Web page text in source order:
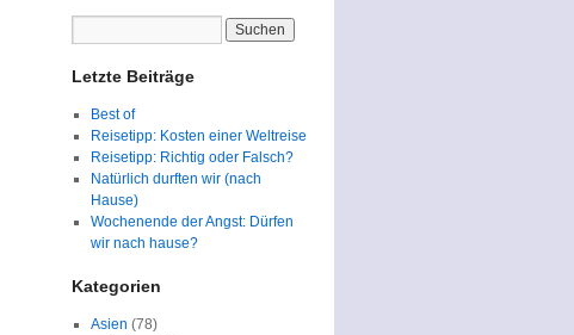
Letzte Beiträge
Best of
Reisetipp: Kosten einer Weltreise
Reisetipp: Richtig oder Falsch?
Natürlich durften wir (nach
Hause)
Wochenende der Angst: Dürfen
wir nach hause?
Kategorien
Asien (78)